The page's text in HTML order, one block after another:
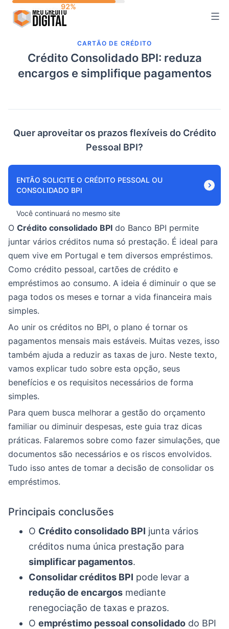
CARTÃO DE CRÉDITO
Crédito Consolidado BPI: reduza
encargos e simplifique pagamentos
Quer aproveitar os prazos flexíveis do Crédito
Pessoal BPI?
ENTÃO SOLICITE O CRÉDITO PESSOAL OU
CONSOLIDADO BPI
Você continuará no mesmo site
O Crédito consolidado BPI do Banco BPI permite
juntar vários créditos numa só prestação. É ideal para
quem vive em Portugal e tem diversos empréstimos.
Como crédito pessoal, cartões de crédito e
empréstimos ao consumo. A ideia é diminuir o que se
paga todos os meses e tornar a vida financeira mais
simples.
Ao unir os créditos no BPI, o plano é tornar os
pagamentos mensais mais estáveis. Muitas vezes, isso
também ajuda a reduzir as taxas de juro. Neste texto,
vamos explicar tudo sobre esta opção, seus
benefícios e os requisitos necessários de forma
simples.
Para quem busca melhorar a gestão do orçamento
familiar ou diminuir despesas, este guia traz dicas
práticas. Falaremos sobre como fazer simulações, que
documentos são necessários e os riscos envolvidos.
Tudo isso antes de tomar a decisão de consolidar os
empréstimos.
Principais conclusões
O Crédito consolidado BPI junta vários
créditos numa única prestação para
simplificar pagamentos.
Consolidar créditos BPI pode levar a
redução de encargos mediante
renegociação de taxas e prazos.
O empréstimo pessoal consolidado do BPI